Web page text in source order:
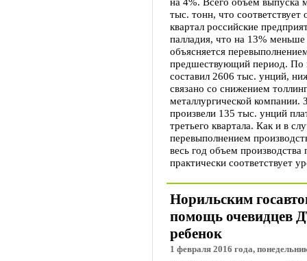
тыс. тонн, что
квартал российские
палладия, что на 13% меньше
объясняется
предшествующий период. По
составил 2606 тыс. унций,
связано со снижением
металлургической
произвели 135 тыс. унций
третьего квартала. Как и в
перевыполнением
весь год объем
практически соответствует
Норильским
помощь очевидцев
ребенок
1 февраля 2016 года,